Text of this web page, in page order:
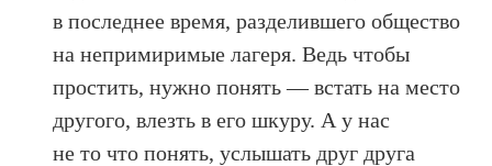
в последнее время, разделившего общество
на непримиримые лагеря. Ведь чтобы
простить, нужно понять — встать на место
другого, влезть в его шкуру. А у нас
не то что понять, услышать друг друга